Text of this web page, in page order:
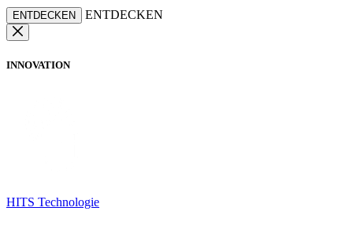
ENTDECKEN ENTDECKEN
INNOVATION
HITS Technologie